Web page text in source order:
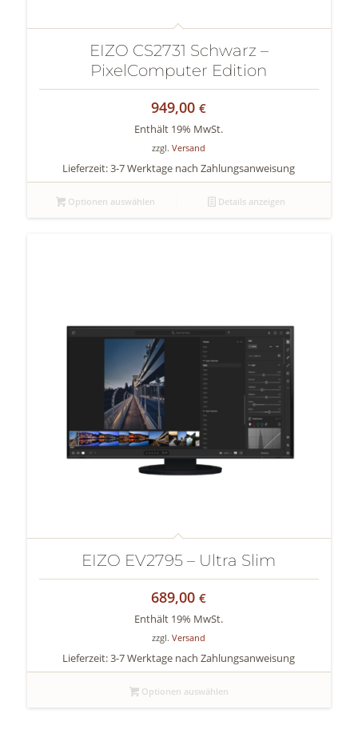
EIZO CS2731 Schwarz –
PixelComputer Edition
949,00€
Enthält 19% MwSt.
zzgl.Versand
Lieferzeit: 3-7 Werktage nach Zahlungsanweisung
Optionen auswählen Details anzeigen
EIZO EV2795 – Ultra Slim
689,00€
Enthält 19% MwSt.
zzgl.Versand
Lieferzeit: 3-7 Werktage nach Zahlungsanweisung
Optionen auswählen